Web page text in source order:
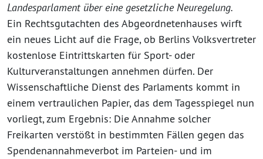
Landesparlament über eine gesetzliche Neuregelung.
Ein Rechtsgutachten des Abgeordnetenhauses wirft
ein neues Licht auf die Frage, ob Berlins Volksvertreter
kostenlose Eintrittskarten für Sport- oder
Kulturveranstaltungen annehmen dürfen. Der
Wissenschaftliche Dienst des Parlaments kommt in
einem vertraulichen Papier, das dem Tagesspiegel nun
vorliegt, zum Ergebnis: Die Annahme solcher
Freikarten verstößt in bestimmten Fällen gegen das
Spendenannahmeverbot im Parteien- und im